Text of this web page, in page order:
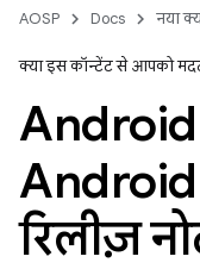
AOSP Docs नया
क्या इस कॉन्टेंट से आपको
रिलीज़